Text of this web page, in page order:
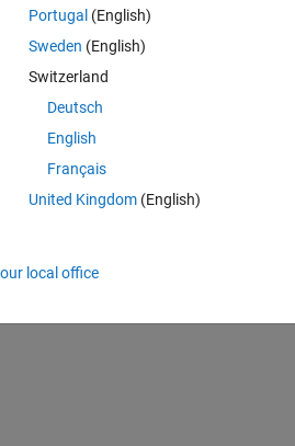
Portugal (English)
Sweden (English)
Switzerland
Deutsch
English
Français
United Kingdom(English)
local office